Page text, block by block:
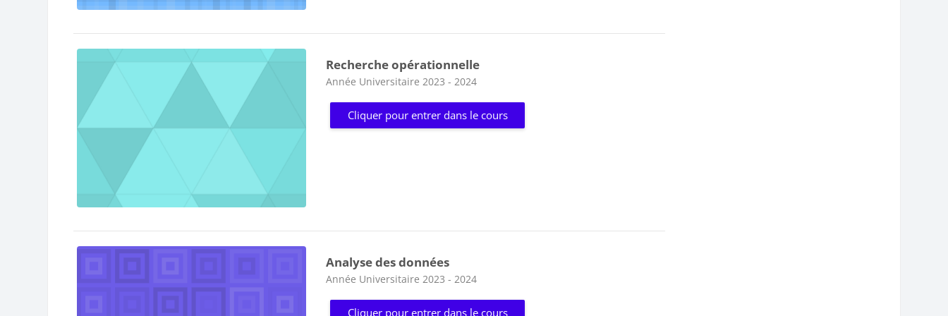
Recherche opérationnelle
Catégorie de cours
Année Universitaire 2023 - 2024
Cliquer pour entrer dans le cours
Analyse des données
Catégorie de cours
Année Universitaire 2023 - 2024
Cliquer pour entrer dans le cours